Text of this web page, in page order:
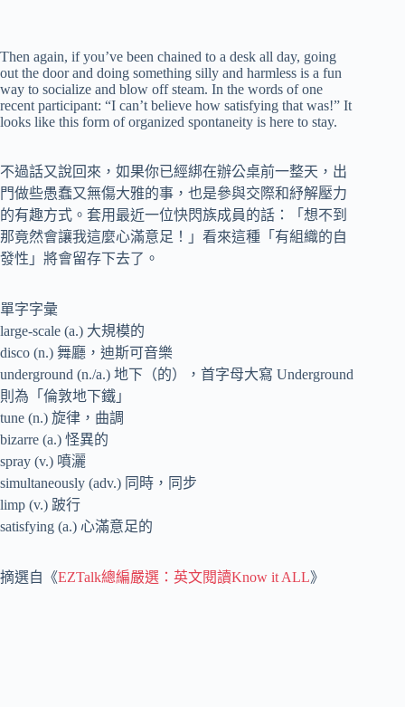
Then again, if you’ve been chained to a desk all day, going
out the door and doing something silly and harmless is a fun
way to socialize and blow off steam. In the words of one
recent participant: “I can’t believe how satisfying that was!” It
looks like this form of organized spontaneity is here to stay.
不過話又說回來，如果你已經綁在辦公桌前一整天，出
門做些愚蠢又無傷大雅的事，也是參與交際和紓解壓力
的有趣方式。套用最近一位快閃族成員的話：「想不到
那竟然會讓我這麼心滿意足！」看來這種「有組織的自
發性」將會留存下去了。
單字字彙
large-scale (a.) 大規模的
disco (n.) 舞廳，迪斯可音樂
underground (n./a.) 地下（的），首字母大寫 Underground
則為「倫敦地下鐵」
tune (n.) 旋律，曲調
bizarre (a.) 怪異的
spray (v.) 噴灑
simultaneously (adv.) 同時，同步
limp (v.) 跛行
satisfying (a.) 心滿意足的
摘選自《EZTalk總編嚴選：英文閱讀Know it ALL》